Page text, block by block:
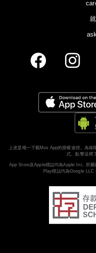
上述是唯一下載Mox App的授權途徑。為
式。點擊這裡
App Store及Apple標誌均為Apple Inc. 所
Play標誌均為Google LLC